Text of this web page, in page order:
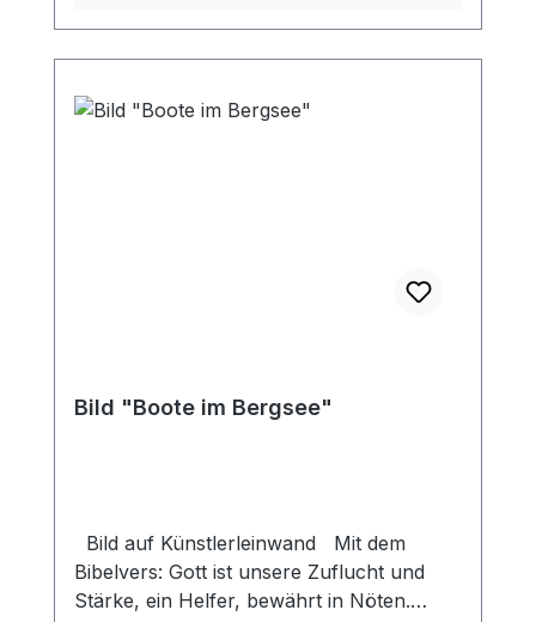
Bild "Boote im Bergsee"
Bild auf Künstlerleinwand Mit dem
Bibelvers: Gott ist unsere Zuflucht und
Stärke, ein Helfer, bewährt in Nöten.